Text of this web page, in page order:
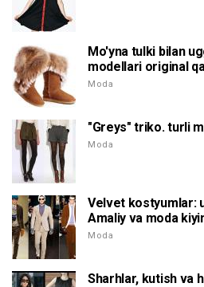
Mo'yna tulki bilan
modellari original
Moda
"Greys" triko. turli
Moda
Velvet kostyumlar:
Amaliy va moda
Moda
Sharhlar, kutish va